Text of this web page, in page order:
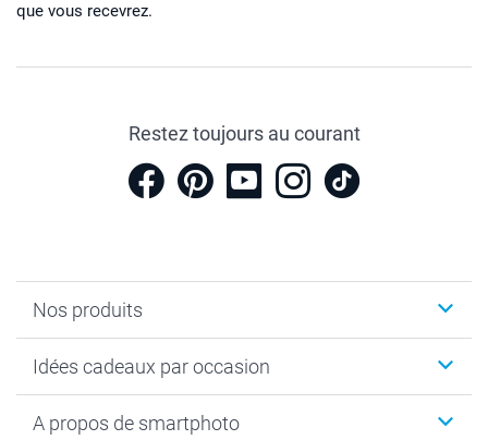
que vous recevrez.
Restez toujours au courant
Nos produits
Calendrier photo & Agenda photo
Tirage photo & agrandissement
Idées cadeaux par occasion
Anniversaire
A propos de smartphoto